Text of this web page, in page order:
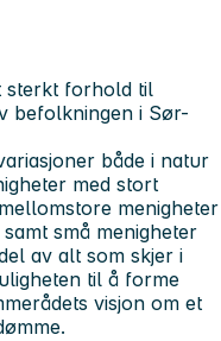
sterkt forhold til
befolkningen i Sør-
både i natur
med stort
menigheter
små menigheter
av alt som skjer i
til å forme
visjon om et